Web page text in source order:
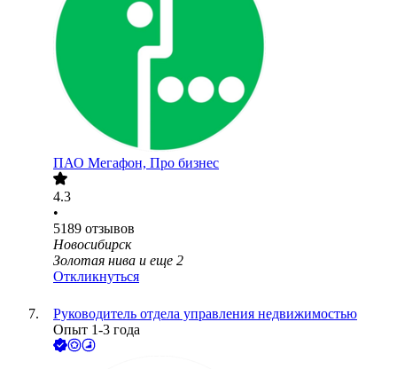
ПАО Мегафон, Про бизнес
4.3
•
5189 отзывов
Новосибирск
Золотая нива и еще 2
Откликнуться
Руководитель отдела управления недвижимостью
Опыт 1-3 года